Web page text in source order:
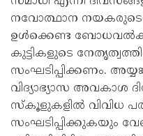
നവോത്ഥാന
ഉൾക്കെണ്ട
കുട്ടികളുടെ
സംഘടിപ്പിക്കണം.
വിദ്യാഭ്യാസ അവകാശ
സ്കൂളുകളിൽ വിവിധ
സംഘടിപ്പിക്കുകയും